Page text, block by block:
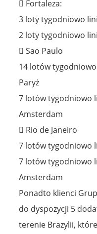
 Fortaleza:
3 loty tygodniowo
2 loty tygodniowo
 Sao Paulo
14 lotów
Paryż
7 lotów tygodniowo
Amsterdam
 Rio de Janeiro
7 lotów tygodniowo
7 lotów tygodniowo
Amsterdam
Ponadto klienci
do dyspozycji 5
terenie Brazylii,